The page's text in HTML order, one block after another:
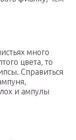
много
цвета, то
Справиться
и ампулы